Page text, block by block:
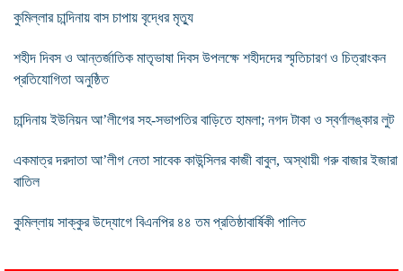
কুমিল্লার চান্দিনায় বাস চাপায় বৃদ্ধের মৃত্যু
শহীদ দিবস ও আন্তর্জাতিক মাতৃভাষা দিবস উপলক্ষে শহীদদের স্মৃতিচারণ ও চিত্রাংকন
প্রতিযোগিতা অনুষ্ঠিত
চান্দিনায় ইউনিয়ন আ’লীগের সহ-সভাপতির বাড়িতে হামলা; নগদ টাকা ও স্বর্ণালঙ্কার লুট
একমাত্র দরদাতা আ’লীগ নেতা সাবেক কাউন্সিলর কাজী বাবুল, অস্থায়ী গরু বাজার ইজারা
বাতিল
কুমিল্লায় সাক্কুর উদ্যোগে বিএনপির ৪৪ তম প্রতিষ্ঠাবার্ষিকী পালিত